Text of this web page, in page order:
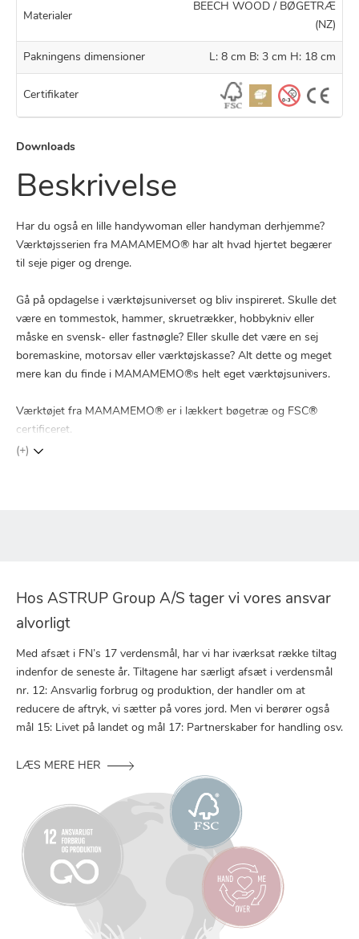
Materialer
BEECH WOOD / BØGETRÆ
(NZ)
Pakningens dimensioner L: 8 cm B: 3 cm H: 18 cm
Certifikater
Downloads
Beskrivelse
Har du også en lille handywoman eller handyman derhjemme?
Værktøjsserien fra MAMAMEMO® har alt hvad hjertet begærer
til seje piger og drenge.
Gå på opdagelse i værktøjsuniverset og bliv inspireret. Skulle det
være en tommestok, hammer, skruetrækker, hobbykniv eller
måske en svensk- eller fastnøgle? Eller skulle det være en sej
boremaskine, motorsav eller værktøjskasse? Alt dette og meget
mere kan du finde i MAMAMEMO®s helt eget værktøjsunivers.
Værktøjet fra MAMAMEMO® er i lækkert bøgetræ og FSC®
certificeret.
(+)
Hos ASTRUP Group A/S tager vi vores ansvar
alvorligt
Med afsæt i FN’s 17 verdensmål, har vi har iværksat række tiltag
indenfor de seneste år. Tiltagene har særligt afsæt i verdensmål
nr. 12: Ansvarlig forbrug og produktion, der handler om at
reducere de aftryk, vi sætter på vores jord. Men vi berører også
mål 15: Livet på landet og mål 17: Partnerskaber for handling osv.
LÆS MERE HER